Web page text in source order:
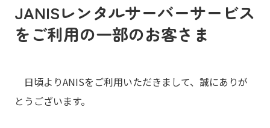
JANISレンタルサーバーサービス
をご利用の一部のお客さま
日頃よりANISをご利用いただきまして、誠にありが
とうございます。